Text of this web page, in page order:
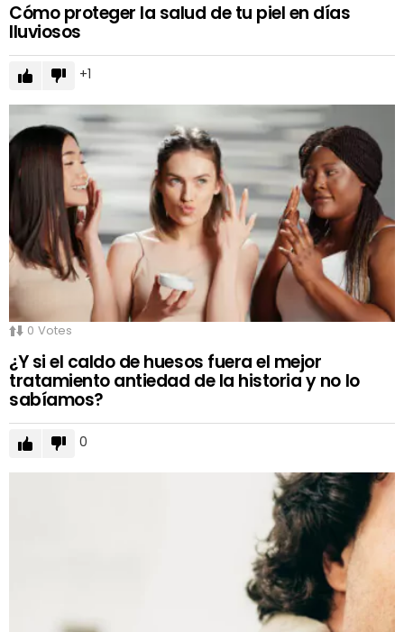
Cómo proteger la salud de tu piel en días
lluviosos
1
0 Votes
¿Y si el caldo de huesos fuera el mejor
tratamiento antiedad de la historia y no lo
sabíamos?
0